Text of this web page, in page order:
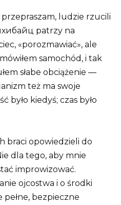
ludzie rzucili
patrzy na
«porozmawiać», ale
samochód, i tak
słabe obciążenie —
też ma swoje
było kiedyś; czas było
braci opowiedzieli do
dla tego, aby mnie
improwizować.
ojcostwa i o środki
pełne, bezpieczne